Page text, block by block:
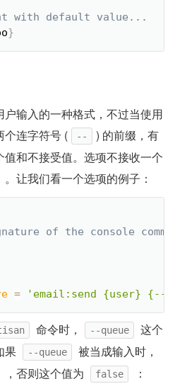
}
输入的一种格式，不过当使用
个连字符号 (
--
) 的前缀，有
和不接受值。选项不接收一个
。让我们看一个选项的例子：
of the console
= 'email:send {user} {--
命令时， --queue
这个
果
--queue
被当成输入时，
，否则这个值为 false ：